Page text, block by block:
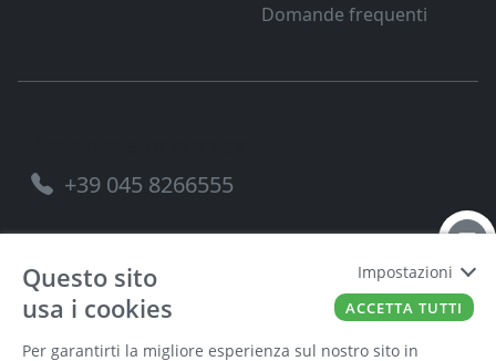
Domande frequenti
+39 045 8266555
FERRAMENTA VENETA SRL 00221490238
Questo sito
usa i cookies
Per garantirti la migliore esperienza sul nostro sito in
Impostazioni
ACCETTA TUTTI